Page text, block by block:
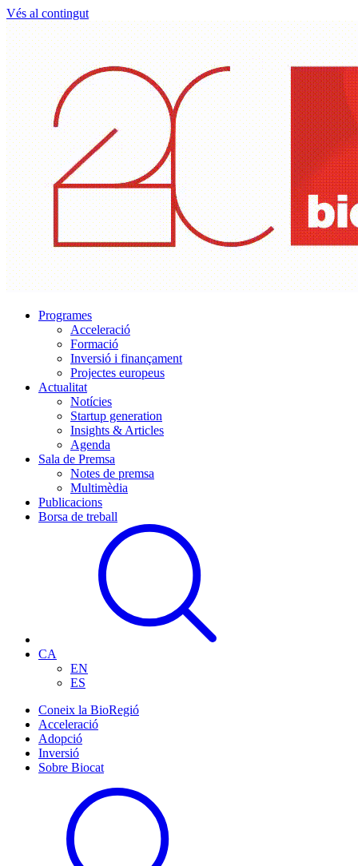
Vés al contingut
Programes
Acceleració
Formació
Inversió i finançament
Projectes europeus
Actualitat
Notícies
Startup generation
Insights & Articles
Agenda
Sala de Premsa
Notes de premsa
Multimèdia
Publicacions
Borsa de treball
CA
EN
ES
Coneix la BioRegió
Acceleració
Adopció
Inversió
Sobre Biocat